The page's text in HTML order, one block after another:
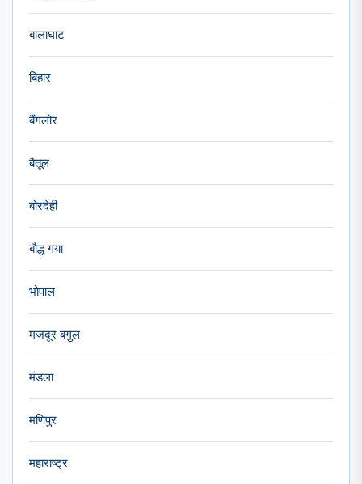
बालाघाट
बिहार
बैंगलोर
बैतूल
बोरदेही
बौद्ध गया
भोपाल
मजदूर बगुल
मंडला
मणिपुर
महाराष्ट्र